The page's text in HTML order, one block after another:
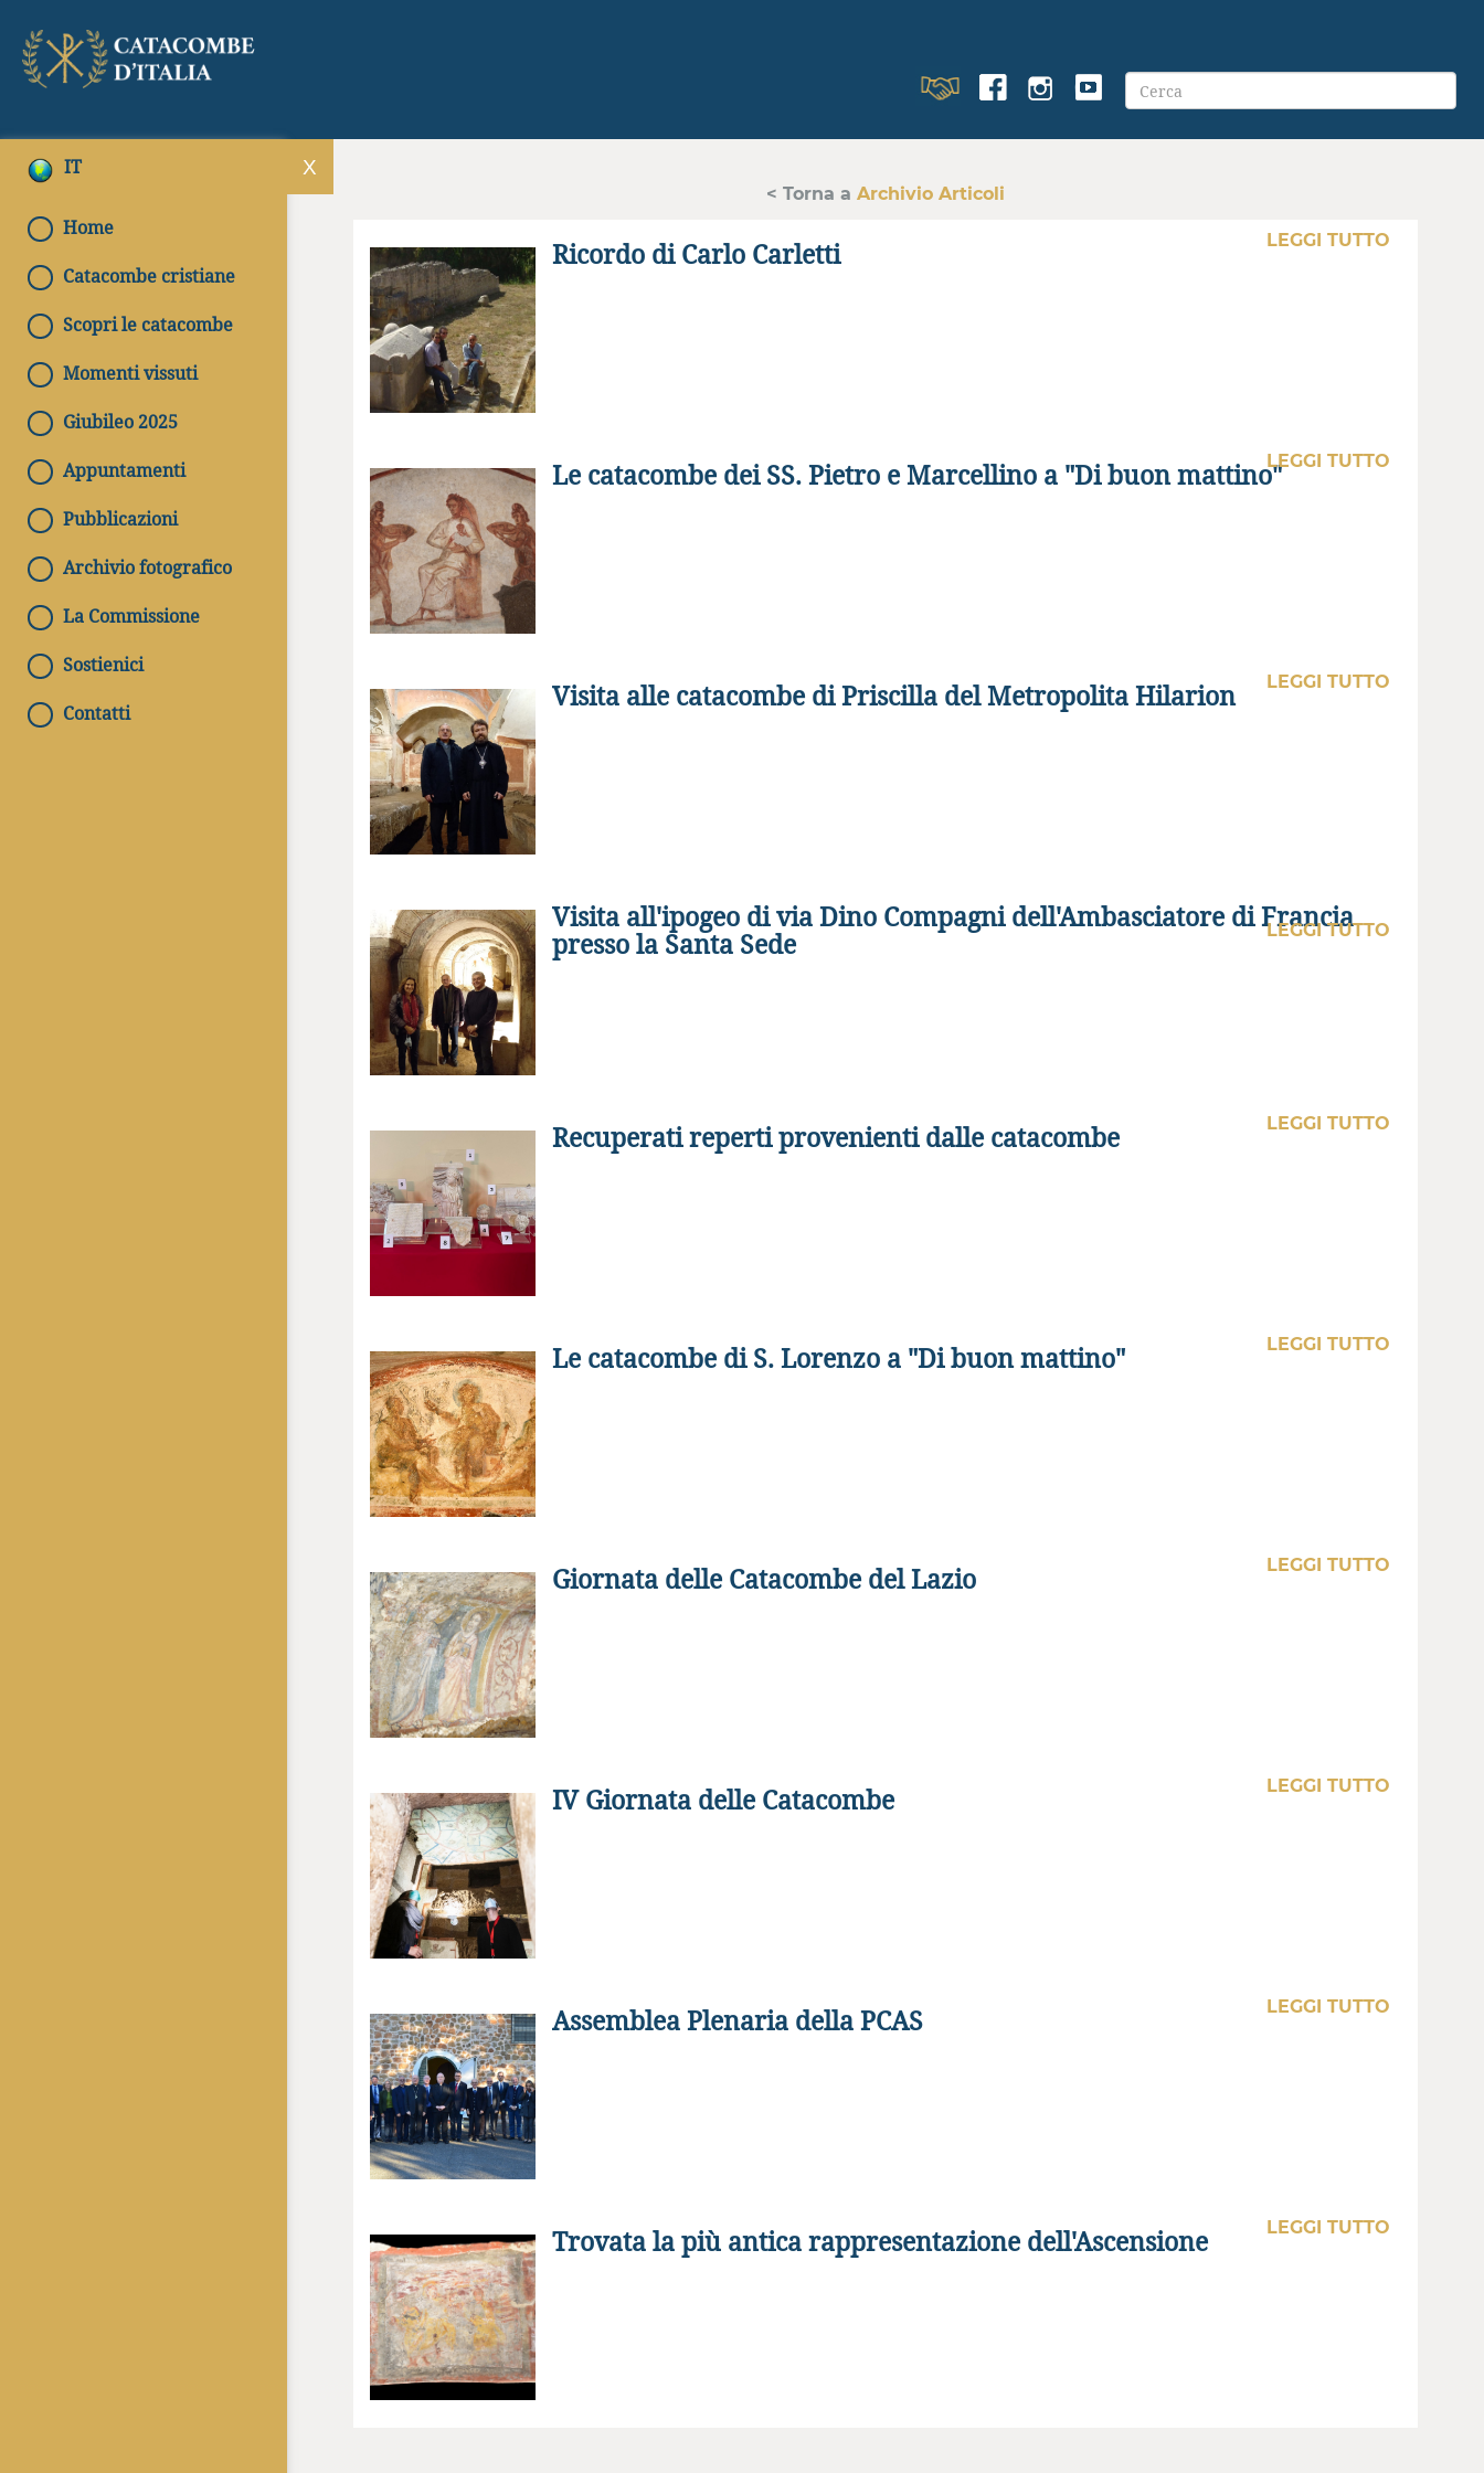
IT
Home
Catacombe cristiane
Scopri le catacombe
Momenti vissuti
Giubileo 2025
Appuntamenti
Pubblicazioni
Archivio fotografico
La Commissione
Sostienici
Contatti
< Torna a Archivio Articoli
Ricordo di Carlo Carletti LEGGI TUTTO
Le catacombe dei SS. Pietro e Marcellino a "Di buon mattino"LEGGI TUTTO
Visita alle catacombe di Priscilla del Metropolita Hilarion LEGGI TUTTO
Visita all'ipogeo di via Dino Compagni dell'Ambasciatore di Francia
presso la Santa Sede
LEGGI TUTTO
Recuperati reperti provenienti dalle catacombe LEGGI TUTTO
Le catacombe di S. Lorenzo a "Di buon mattino" LEGGI TUTTO
Giornata delle Catacombe del Lazio LEGGI TUTTO
IV Giornata delle Catacombe LEGGI TUTTO
Assemblea Plenaria della PCAS LEGGI TUTTO
Trovata la più antica rappresentazione dell'Ascensione LEGGI TUTTO